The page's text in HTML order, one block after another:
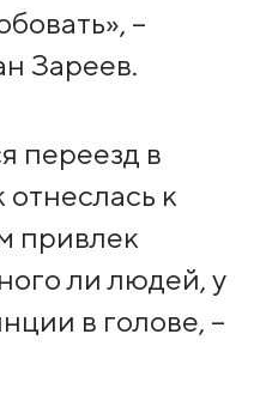
–
Зареев.
переезд в
к
привлек
ли людей, у
в голове, –